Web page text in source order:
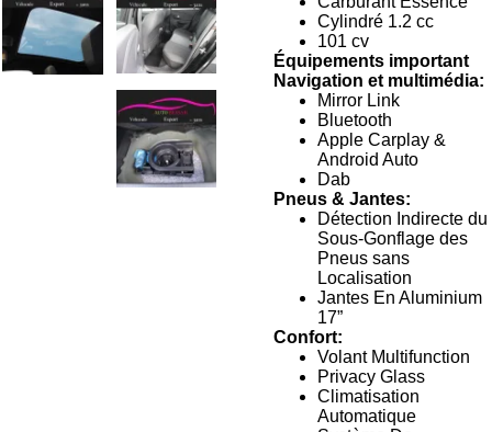
Cylindré 1.2 cc
101 cv
Équipements important
Navigation et multimédia:
Mirror Link
Bluetooth
Apple Carplay &
Android Auto
Dab
Pneus & Jantes:
Détection Indirecte du
Sous-Gonflage des
Pneus sans
Localisation
Jantes En Aluminium
17”
Confort:
Volant Multifunction
Privacy Glass
Climatisation
Automatique